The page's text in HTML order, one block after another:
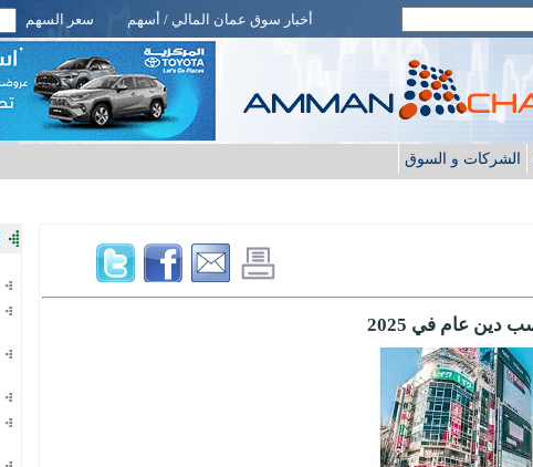
أخبار سوق عمان المالي / أسهم سعر السهم
الشركات و السوق